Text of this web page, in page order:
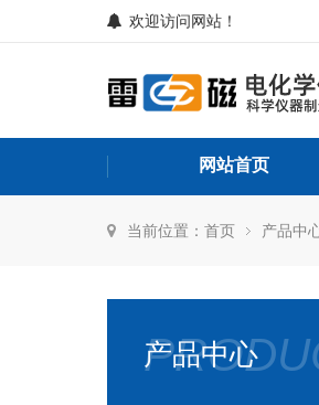
欢迎访问网站！
网站首页
当前位置： 首页 产品中
产品中心